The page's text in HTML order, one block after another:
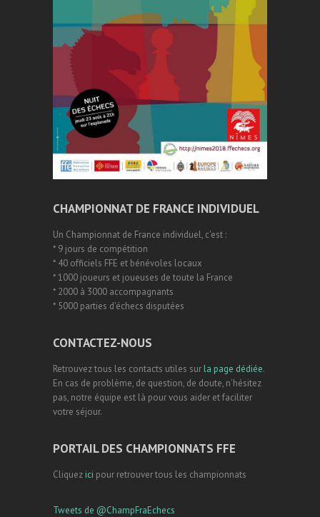
CHAMPIONNAT DE FRANCE INDIVIDUEL
Un Championnat de France individuel, c'est :
* 9 jours de compétition
* 40 officiels FFE et bénévoles locaux
* 1000 joueurs et joueuses de toute la France
* 2000 à 3000 accompagnants
* 5000 parties d'échecs disputées
CONTACTEZ-NOUS
Retrouvez tous les contacts utiles sur la page dédiée.
En cas de problème, de question, de doute, n'hésitez
pas, notre équipe est là pour vous aider et faciliter
votre séjour.
PORTAIL DES CHAMPIONNATS FFE
Cliquez ici pour retrouver tous les championnats
Tweets de @ChampFraEchecs